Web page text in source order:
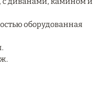
— SUITE
RESORT
оборудованная